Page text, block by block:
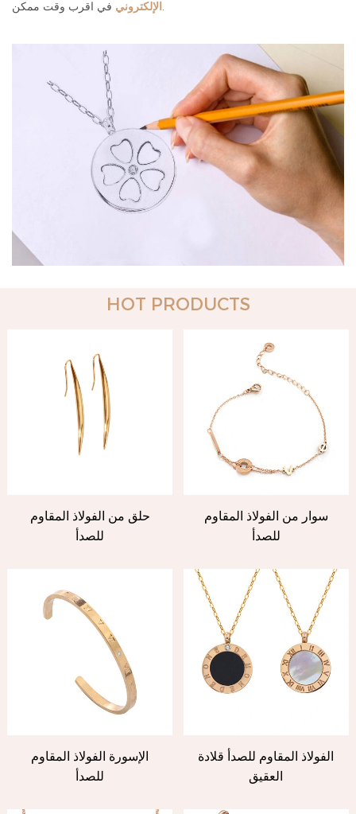
الإلكتروني
HOT PRODUCTS
حلق من الفولاذ المقاوم
للصدأ
سوار من الفولاذ المقاوم
للصدأ
الإسورة الفولاذ المقاوم
للصدأ
الفولاذ المقاوم للصدأ قلادة
العقيق